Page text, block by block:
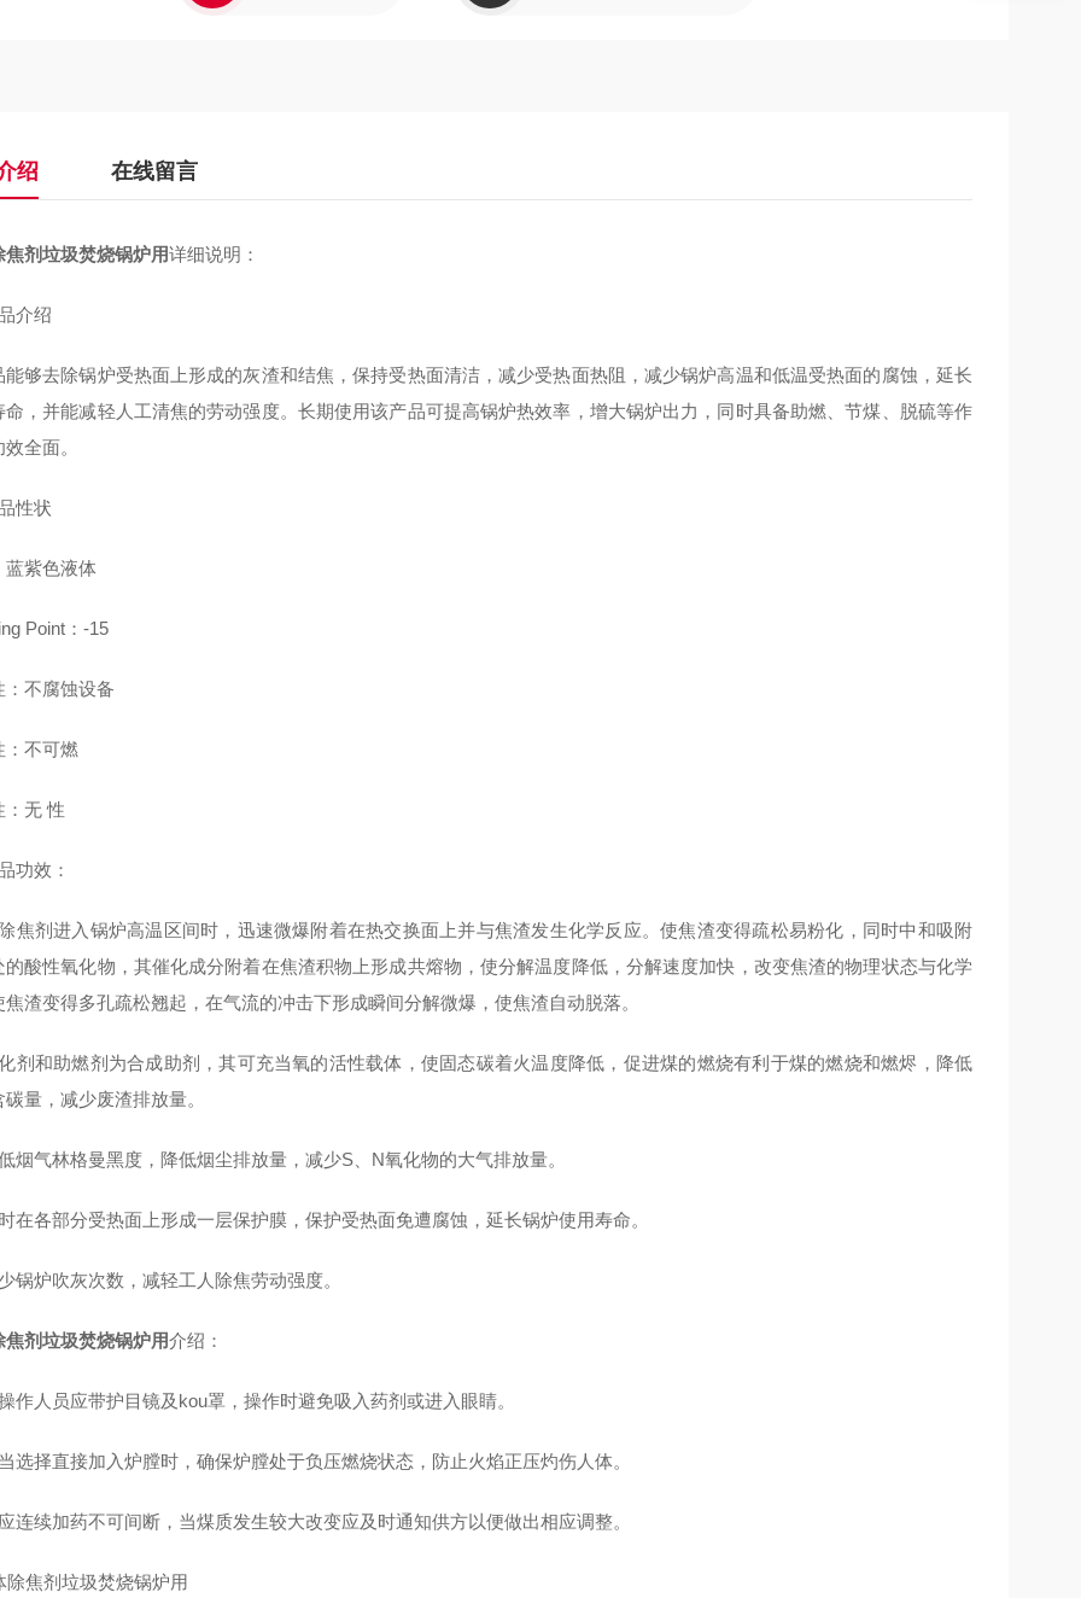
绍 在线留言
焦剂垃圾焚烧锅炉用详细说明：
介绍
能够去除锅炉受热面上形成的灰渣和结焦，保持受热面清洁，减少受热面热阻，减少锅炉高温和低温受热面的腐蚀，延长
命，并能减轻人工清焦的劳动强度。长期使用该产品可提高锅炉热效率，增大锅炉出力，同时具备助燃、节煤、脱硫等作
全面。
性状
蓝紫色液体
Point：-15
：不腐蚀设备
：不可燃
：无 性
功效：
焦剂进入锅炉高温区间时，迅速微爆附着在热交换面上并与焦渣发生化学反应。使焦渣变得疏松易粉化，同时中和吸附
的酸性氧化物，其催化成分附着在焦渣积物上形成共熔物，使分解温度降低，分解速度加快，改变焦渣的物理状态与化学
焦渣变得多孔疏松翘起，在气流的冲击下形成瞬间分解微爆，使焦渣自动脱落。
剂和助燃剂为合成助剂，其可充当氧的活性载体，使固态碳着火温度降低，促进煤的燃烧有利于煤的燃烧和燃烬，降低
量，减少废渣排放量。
烟气林格曼黑度，降低烟尘排放量，减少S、N氧化物的大气排放量。
在各部分受热面上形成一层保护膜，保护受热面免遭腐蚀，延长锅炉使用寿命。
锅炉吹灰次数，减轻工人除焦劳动强度。
焦剂垃圾焚烧锅炉用介绍：
作人员应带护目镜及kou罩，操作时避免吸入药剂或进入眼睛。
选择直接加入炉膛时，确保炉膛处于负压燃烧状态，防止火焰正压灼伤人体。
连续加药不可间断，当煤质发生较大改变应及时通知供方以便做出相应调整。